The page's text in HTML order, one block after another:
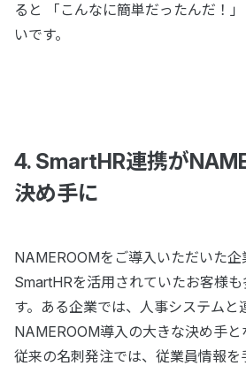
ると 「こんなに簡単だったんだ！
いです。
4. SmartHR連携が
決め手に
NAMEROOMをご導入いただいた
SmartHRを活用されていたお客様
す。ある企業では、人事システムと
NAMEROOM導入の大きな決め手と
従来の名刺発注では、従業員情報